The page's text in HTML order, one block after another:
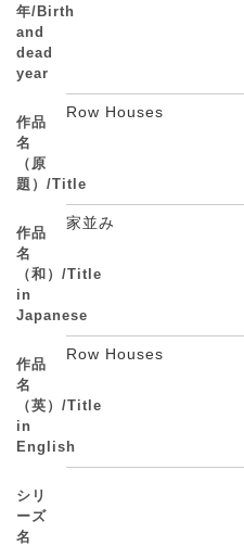
年/Birth
and
dead
year
作品
名
（原
題）/Title
Row Houses
作品
名
（和）/Title
in
Japanese
家並み
作品
名
（英）/Title
in
English
Row Houses
シリ
ーズ
名